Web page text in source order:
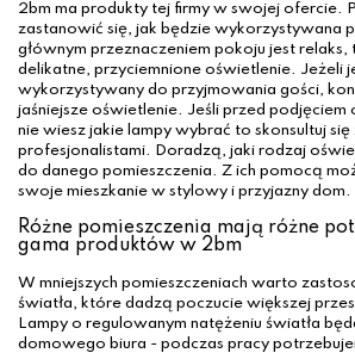
2bm ma produkty tej firmy w swojej ofercie.
zastanowić się, jak będzie wykorzystywana
głównym przeznaczeniem pokoju jest relaks,
delikatne, przyciemnione oświetlenie. Jeżeli
wykorzystywany do przyjmowania gości,
jaśniejsze oświetlenie. Jeśli przed podjęciem
nie wiesz jakie lampy wybrać to skonsultuj się
profesjonalistami. Doradzą, jaki rodzaj
do danego pomieszczenia. Z ich pomocą
swoje mieszkanie w stylowy i przyjazny dom.
Różne pomieszczenia mają różne
gama produktów w 2bm
W mniejszych pomieszczeniach warto
światła, które dadzą poczucie większej
Lampy o regulowanym natężeniu światła
domowego biura - podczas pracy